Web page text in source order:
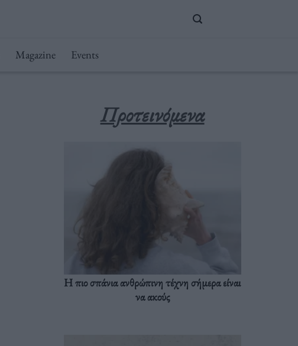
Magazine Events
Προτεινόμενα
Η πιο σπάνια ανθρώπινη τέχνη σήμερα είναι
να ακούς